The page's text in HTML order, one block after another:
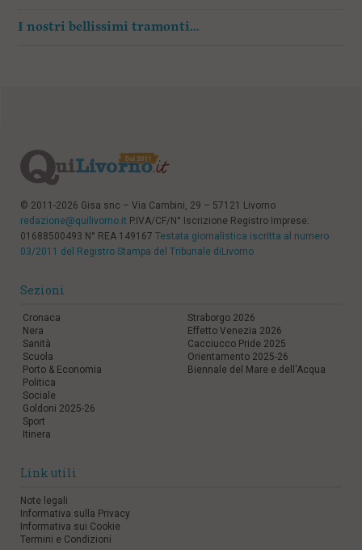
I nostri bellissimi tramonti…
© 2011-2026 Gisa snc – Via Cambini, 29 – 57121 Livorno
redazione@quilivorno.it P.IVA/CF/N° Iscrizione Registro Imprese:
01688500493 N° REA 149167 Testata giornalistica iscritta al numero
03/2011 del Registro Stampa del Tribunale diLivorno
Sezioni
Cronaca
Nera
Sanità
Scuola
Porto & Economia
Politica
Sociale
Goldoni 2025-26
Sport
Itinera
Straborgo 2026
Effetto Venezia 2026
Cacciucco Pride 2025
Orientamento 2025-26
Biennale del Mare e dell'Acqua
Link utili
Note legali
Informativa sulla Privacy
Informativa sui Cookie
Termini e Condizioni